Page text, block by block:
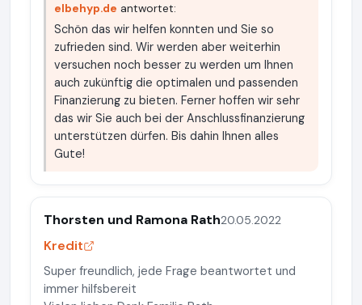
elbehyp.de antwortet:
Schön das wir helfen konnten und Sie so
zufrieden sind. Wir werden aber weiterhin
versuchen noch besser zu werden um Ihnen
auch zukünftig die optimalen und passenden
Finanzierung zu bieten. Ferner hoffen wir sehr
das wir Sie auch bei der Anschlussfinanzierung
unterstützen dürfen. Bis dahin Ihnen alles
Gute!
Thorsten und Ramona Rath20.05.2022
Kredit
Super freundlich, jede Frage beantwortet und
immer hilfsbereit